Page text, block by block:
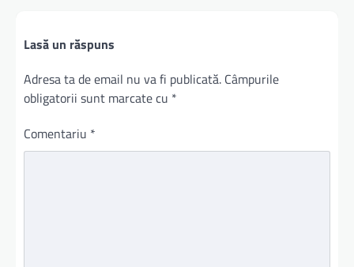
Lasă un răspuns
Adresa ta de email nu va fi publicată. Câmpurile
obligatorii sunt marcate cu *
Comentariu *